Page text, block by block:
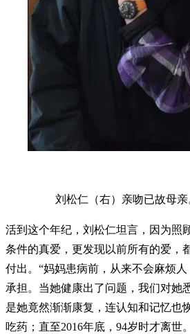
刘松仁（右）亲吻已故母亲
活到这个年纪，刘松仁坦言，因为照
条件的真爱，更发现以前所有的爱，
付出。“妈妈患病前，从来不会麻烦
承担。当她健康出了问题，我们对她
是她竟然渐渐康复，连认知和记忆也
吃药；直至2016年底，94岁时才离世